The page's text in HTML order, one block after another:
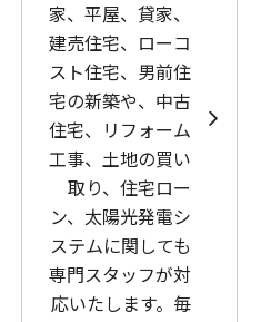
家、平屋、貸家、
建売住宅、ローコ
スト住宅、男前住
宅の新築や、中古
住宅、リフォーム
工事、土地の買い
取り、住宅ロー
ン、太陽光発電シ
ステムに関しても
専門スタッフが対
応いたします。毎